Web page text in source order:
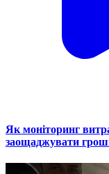
Як моніторинг
заощаджувати